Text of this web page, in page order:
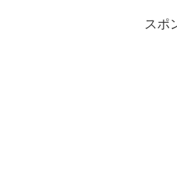
スポ